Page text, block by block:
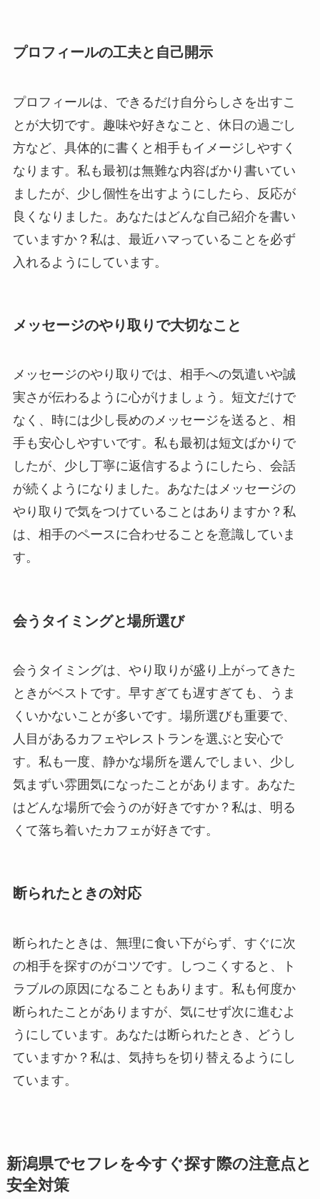
プロフィールの工夫と自己開示
プロフィールは、できるだけ自分らしさを出すこ
とが大切です。趣味や好きなこと、休日の過ごし
方など、具体的に書くと相手もイメージしやすく
なります。私も最初は無難な内容ばかり書いてい
ましたが、少し個性を出すようにしたら、反応が
良くなりました。あなたはどんな自己紹介を書い
ていますか？私は、最近ハマっていることを必ず
入れるようにしています。
メッセージのやり取りで大切なこと
メッセージのやり取りでは、相手への気遣いや誠
実さが伝わるように心がけましょう。短文だけで
なく、時には少し長めのメッセージを送ると、相
手も安心しやすいです。私も最初は短文ばかりで
したが、少し丁寧に返信するようにしたら、会話
が続くようになりました。あなたはメッセージの
やり取りで気をつけていることはありますか？私
は、相手のペースに合わせることを意識していま
す。
会うタイミングと場所選び
会うタイミングは、やり取りが盛り上がってきた
ときがベストです。早すぎても遅すぎても、うま
くいかないことが多いです。場所選びも重要で、
人目があるカフェやレストランを選ぶと安心で
す。私も一度、静かな場所を選んでしまい、少し
気まずい雰囲気になったことがあります。あなた
はどんな場所で会うのが好きですか？私は、明る
くて落ち着いたカフェが好きです。
断られたときの対応
断られたときは、無理に食い下がらず、すぐに次
の相手を探すのがコツです。しつこくすると、ト
ラブルの原因になることもあります。私も何度か
断られたことがありますが、気にせず次に進むよ
うにしています。あなたは断られたとき、どうし
ていますか？私は、気持ちを切り替えるようにし
ています。
新潟県でセフレを今すぐ探す際の注意点と
安全対策